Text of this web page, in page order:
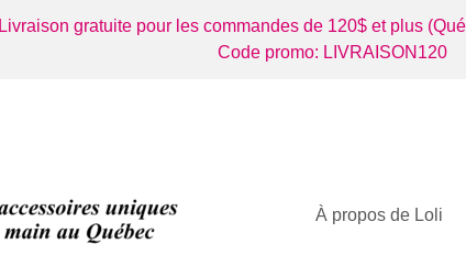
Livraison gratuite pour les commandes de 120$ et plus
Code promo: LIVRAISON120
À propos de Loli